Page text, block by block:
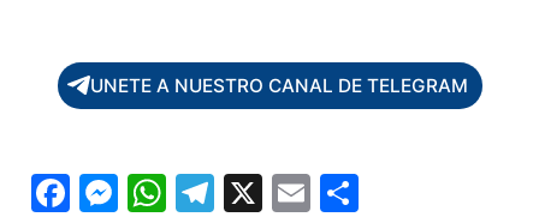
UNETE A NUESTRO CANAL DE TELEGRAM
F M W T X E